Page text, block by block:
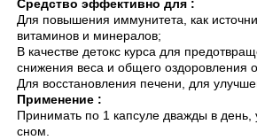
Средство эффективно для :
Для повышения иммунитета, как
витаминов и минералов;
В качестве детокс курса для
снижения веса и общего оздоровления
Для восстановления печени, для
Применение :
Принимать по 1 капсуле дважды в
сном.